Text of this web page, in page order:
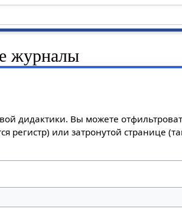
журналы
дидактики. Вы можете
регистр) или затронутой странице